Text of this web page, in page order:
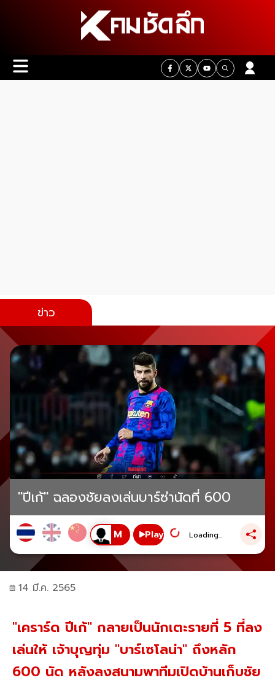
ข่าว
"ปีเก้" ฉลองชัยลงเล่นบาร์ซ่านัดที่ 600
Play Loading...
14 มี.ค. 2565
"เคราร์ด ปีเก้" กลายเป็นนักเตะรายที่ 5 ที่ลง
เล่นให้ เจ้าบุญทุ่ม "บาร์เซโลน่า" ถึงหลัก
600 นัด หลังลงสนามพาทีมเปิดบ้านเก็บชัย